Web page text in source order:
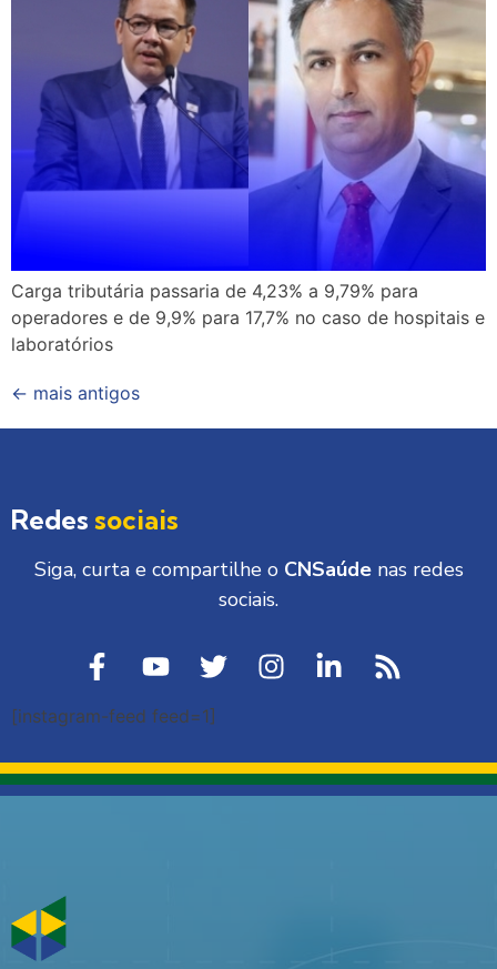
Carga tributária passaria de 4,23% a 9,79% para
operadores e de 9,9% para 17,7% no caso de hospitais e
laboratórios
← mais antigos
Redes sociais
Siga, curta e compartilhe o CNSaúdenas redes
sociais.
[instagram-feed feed=1]